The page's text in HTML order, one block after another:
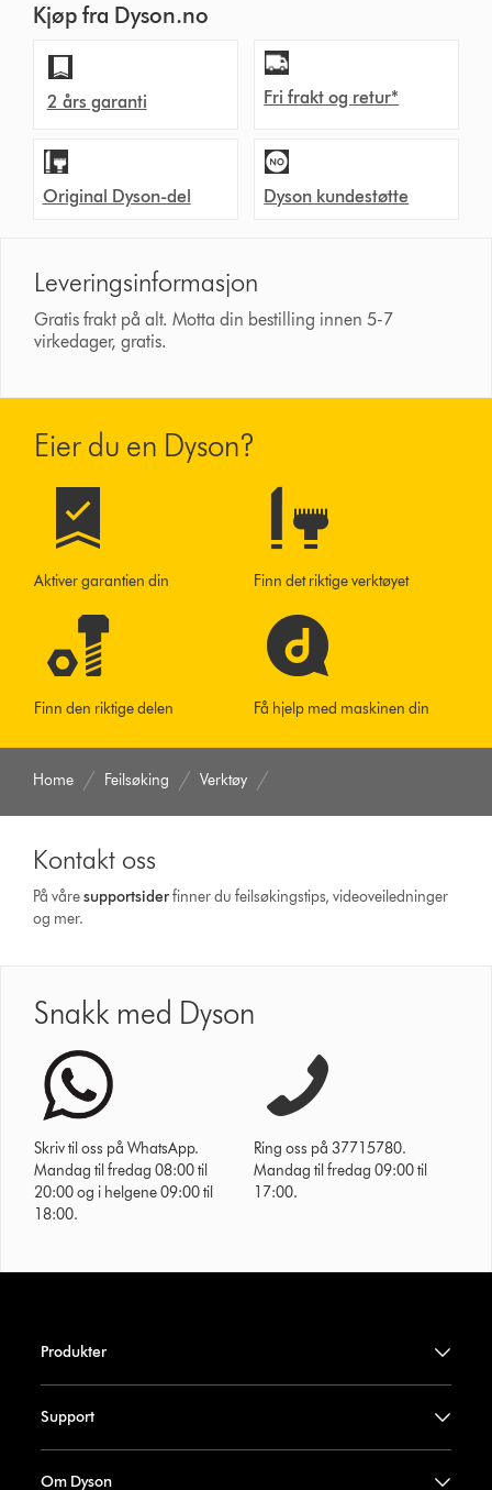
Kjøp fra Dyson.no
2 års garanti Fri frakt og retur*
Original Dyson-del Dyson kundestøtte
Leveringsinformasjon
Gratis frakt på alt. Motta din bestilling innen 5-7
virkedager, gratis.
Eier du en Dyson?
Aktiver garantien din Finn det riktige verktøyet
Finn den riktige delen Få hjelp med maskinen din
Home Feilsøking Verktøy
Kontakt oss
På våresupportsiderfinner du feilsøkingstips, videoveiledninger
og mer.
Snakk med Dyson
Skriv til oss på WhatsApp.
Mandag til fredag 08:00 til
20:00 og i helgene 09:00 til
18:00.
Ring oss på 37715780.
Mandag til fredag 09:00 til
17:00.
Produkter
Support
Om Dyson